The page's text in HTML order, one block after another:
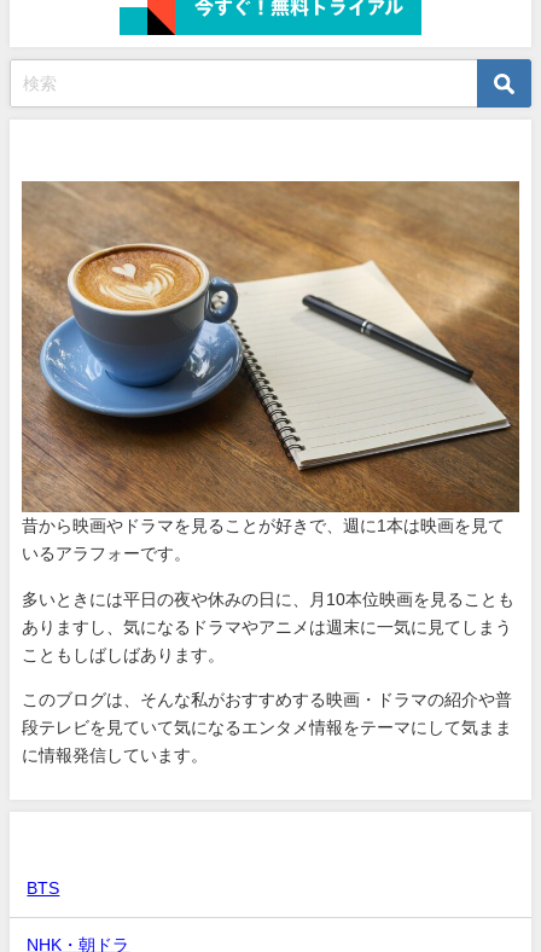
昔から映画やドラマを見ることが好きで、週に1本は映画を見て
いるアラフォーです。
多いときには平日の夜や休みの日に、月10本位映画を見ることも
ありますし、気になるドラマやアニメは週末に一気に見てしまう
こともしばしばあります。
このブログは、そんな私がおすすめする映画・ドラマの紹介や普
段テレビを見ていて気になるエンタメ情報をテーマにして気まま
に情報発信しています。
BTS
NHK・朝ドラ